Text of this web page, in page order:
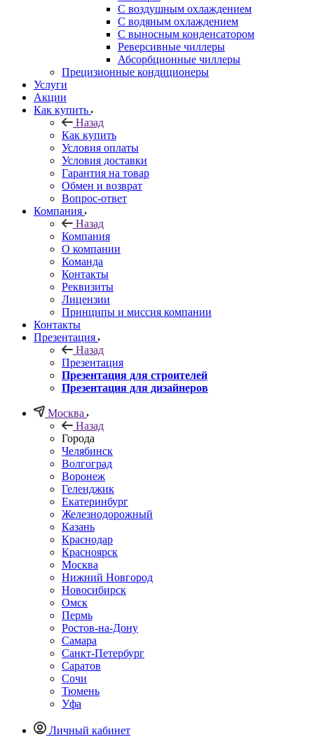
С воздушным охлаждением
С водяным охлаждением
С выносным конденсатором
Реверсивные чиллеры
Абсорбционные чиллеры
Прецизионные кондиционеры
Услуги
Акции
Как купить
Назад
Как купить
Условия оплаты
Условия доставки
Гарантия на товар
Обмен и возврат
Вопрос-ответ
Компания
Назад
Компания
О компании
Команда
Контакты
Реквизиты
Лицензии
Принципы и миссия компании
Контакты
Презентация
Назад
Презентация
Презентация для строителей
Презентация для дизайнеров
Москва
Назад
Города
Челябинск
Волгоград
Воронеж
Геленджик
Екатеринбург
Железнодорожный
Казань
Краснодар
Красноярск
Москва
Нижний Новгород
Новосибирск
Омск
Пермь
Ростов-на-Дону
Самара
Санкт-Петербург
Саратов
Сочи
Тюмень
Уфа
Личный кабинет